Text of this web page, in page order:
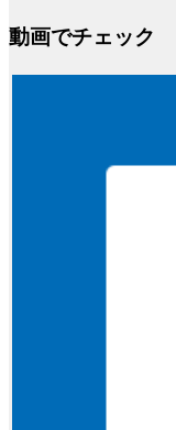
動画でチェック